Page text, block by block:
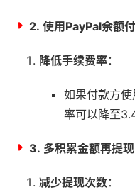
2. 使用PayPal余额
降低手续费率：
如果付款方
率可以降至
3. 多积累金额再提现
减少提现次数：